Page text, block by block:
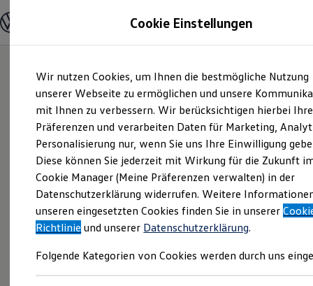
Hauptinhalt
springen
Footer
springen
Modelle und Konfigurator
Modelle vergleichen
Elektroautos
ENERGY Sondermodelle
Nutzfahrzeuge
SUV und CUV
Familienautos
Kombis
Kompaktwagen
Sportwagen
Schnell verfügbare Fahrzeuge
Angebote und Produkte
Aktuelle Angebote
E-Auto-Förderung
Volkswagen Marktplatz
Junge Gebrauchtwagen und Gebrauchtwagen
Cookie Einstellungen
Wir nutzen Cookies, um Ihnen die bestmögliche Nutzung
unserer Webseite zu ermöglichen und unsere
mit Ihnen zu verbessern. Wir berücksichtigen hierbei Ihre
Präferenzen und verarbeiten Daten für Marketing,
Personalisierung nur, wenn Sie uns Ihre Einwilligung
Diese können Sie jederzeit mit Wirkung für die Zukunft
Cookie Manager (Meine Präferenzen verwalten) in der
Datenschutzerklärung widerrufen. Weitere
unseren eingesetzten Cookies finden Sie in unserer
Richtlinie und unserer Datenschutzerklärung.
Folgende Kategorien von Cookies werden durch uns